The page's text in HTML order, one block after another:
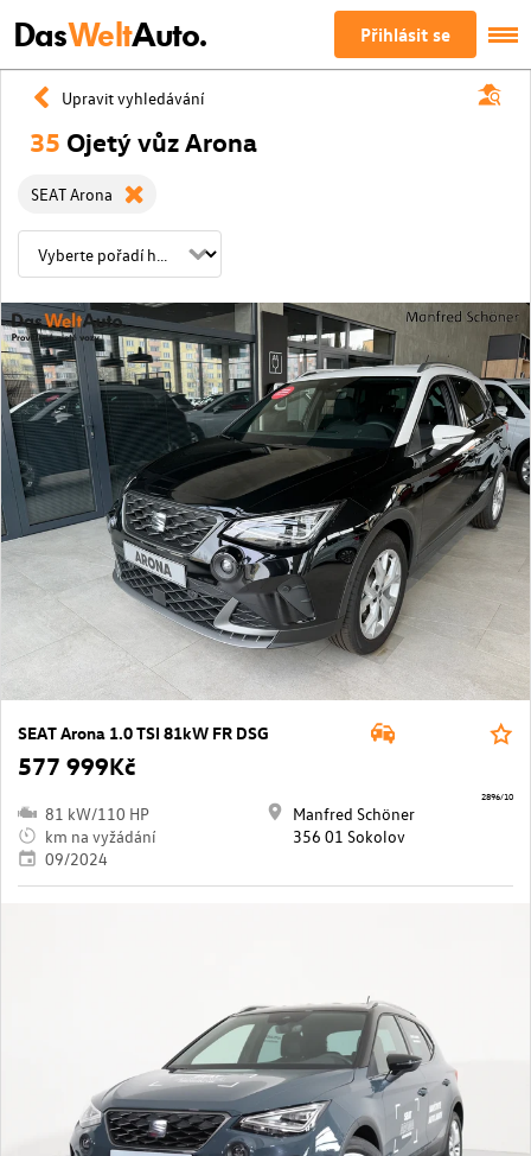
DasWeltAuto. Přihlásit se
Upravit vyhledávání
35 Ojetý vůz Arona
SEAT Arona
SEAT Arona 1.0 TSI 81kW FR DSG
577 999Kč
81 kW/110 HP
km na vyžádání
09/2024
Manfred Schöner
356 01 Sokolov
2896/10